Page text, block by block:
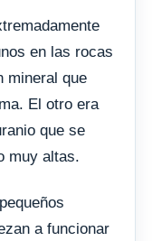
en las rocas
mineral que
El otro era
que se
muy altas.
a funcionar